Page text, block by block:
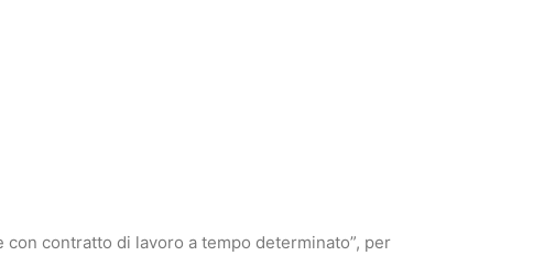
contratto di lavoro a tempo determinato”, per